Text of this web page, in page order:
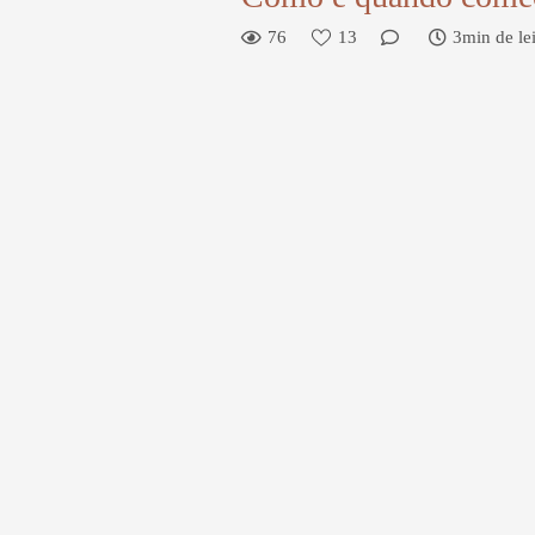
76 13 3min de